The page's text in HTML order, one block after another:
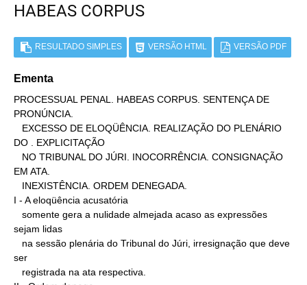
HABEAS CORPUS
RESULTADO SIMPLES VERSÃO HTML VERSÃO PDF
Ementa
PROCESSUAL PENAL. HABEAS CORPUS. SENTENÇA DE
PRONÚNCIA.
DO . EXPLICITAÇÃO
EM ATA.
I - A eloqüência acusatória
sejam lidas
ser